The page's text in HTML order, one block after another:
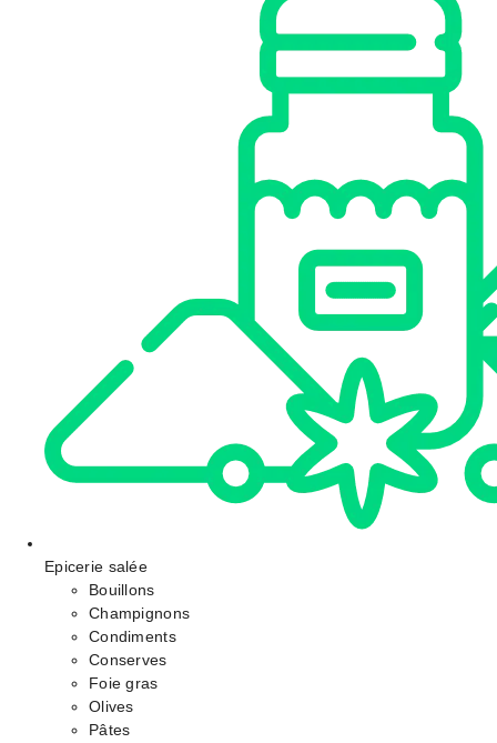
Epicerie salée
Bouillons
Champignons
Condiments
Conserves
Foie gras
Olives
Pâtes